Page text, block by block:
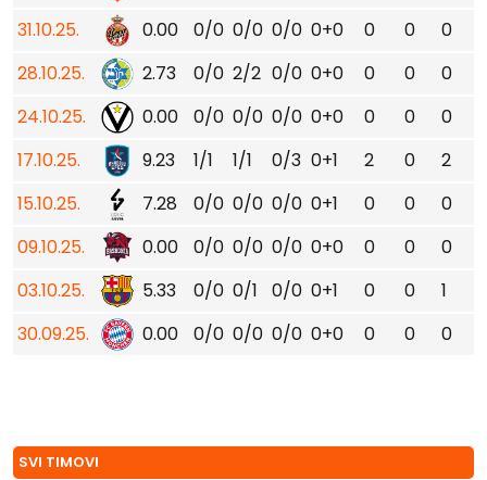
31.10.25.
0.00 0/0 0/0 0/0 0+0 0 0 0
28.10.25.
2.73 0/0 2/2 0/0 0+0 0 0 0
24.10.25.
0.00 0/0 0/0 0/0 0+0 0 0 0
17.10.25.
9.23 1/1 1/1 0/3 0+1 2 0 2
15.10.25.
7.28 0/0 0/0 0/0 0+1 0 0 0
09.10.25.
0.00 0/0 0/0 0/0 0+0 0 0 0
03.10.25.
5.33 0/0 0/1 0/0 0+1 0 0 1
30.09.25.
0.00 0/0 0/0 0/0 0+0 0 0 0
SVI TIMOVI